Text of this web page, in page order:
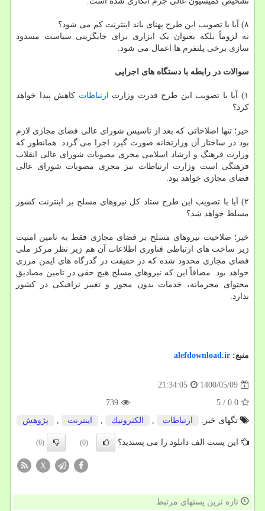
۸) آیا با تصویب این طرح پهنای باند اینترنت کم می شود؟
نه لزوماً بلکه بعنوان یک ابزاری برای جایگزینی سیاست مسدود
سازی برخی پلتفرم ها اعمال می شود.
سوالات در رابطه با دستگاه های اجرایی
۱) آیا با تصویب این طرح قدرت وزارت ارتباطات کاهش پیدا خواهد
کرد؟
خیر؛ تنها اصلاحاتی که بعد از تاسیس شورای عالی فضای مجازی لازم
بود در ساختار آن وزارتخانه صورت گیرد اجرا می گردد. همانطور که
وزارت فرهنگ و ارشاد اسلامی مجری مصوبات شورای عالی انقلاب
فرهنگی است وزارت ارتباطات نیز مجری مصوبات شورای عالی
فضای مجازی خواهد بود.
۲) آیا با تصویب این طرح ستاد کل نیروهای مسلح بر اینترنت کشور
مسلط خواهد شد؟
خیر؛ صلاحیت نیروهای مسلح بر فضای مجازی فقط به تامین امنیت
زیر ساخت های ارتباطی فناوری اطلاعات آن هم زیر نظر مرکز ملی
فضای مجازی محدود شده که در حقیقت در گذرگاه های ایمن مرزی
خواهد بود. مضافاً این که نیروهای مسلح هیچ حقی در تامین مصادیق
محتوای مجرمانه، خدمات بدون مجوز و تغییر ترافیکی در کشور
ندارد.
منبع: alefdownload.ir
1400/05/09
21:34:05
0.0
/ 5
739
تگهای خبر:
ارتباطات , الكترونیك , اینترنت , پژوهش
این پست الف دانلود را می پسندید؟ (0)
(0)
X
تازه ترین پستهای مرتبط